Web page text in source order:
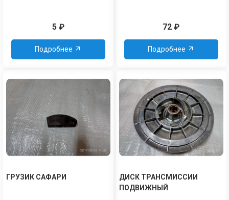
5₽
Подробнее
72 ₽
Подробнее
ГРУЗИК САФАРИ
ДИСК ТРАНСМИССИИ
ПОДВИЖНЫЙ